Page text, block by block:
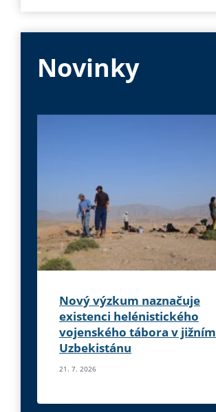
Novinky
Nový výzkum naznačuje
existenci helénistického
vojenského tábora v jižním
Uzbekistánu
21. 7. 2026